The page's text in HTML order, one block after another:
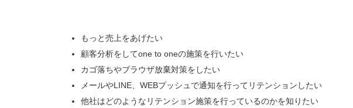
もっと売上をあげたい
顧客分析をしてone to oneの施策を行いたい
カゴ落ちやブラウザ放棄対策をしたい
メールやLINE、WEBプッシュで通知を行ってリテンションしたい
他社はどのようなリテンション施策を行っているのかを知りたい